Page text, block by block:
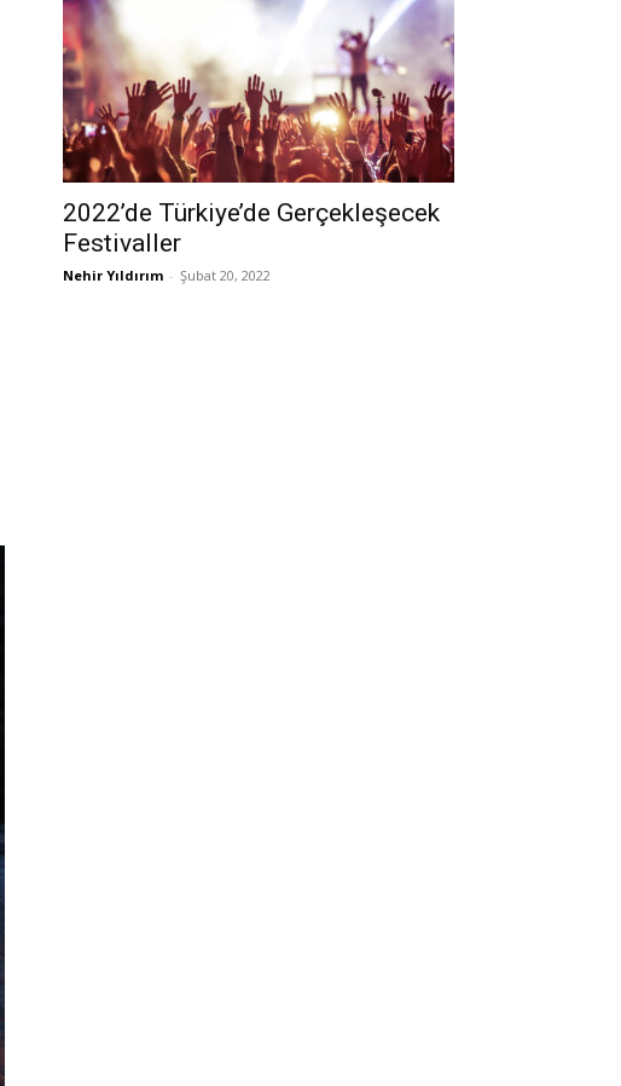
2022’de Türkiye’de Gerçekleşecek
Festivaller
Nehir Yıldırım - Şubat 20, 2022